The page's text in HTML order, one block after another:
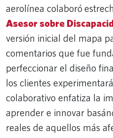
aerolínea colaboró
Asesor sobre
versión inicial del mapa
comentarios que fue
perfeccionar el diseño
los clientes
colaborativo enfatiza la
aprender e innovar
reales de aquellos más